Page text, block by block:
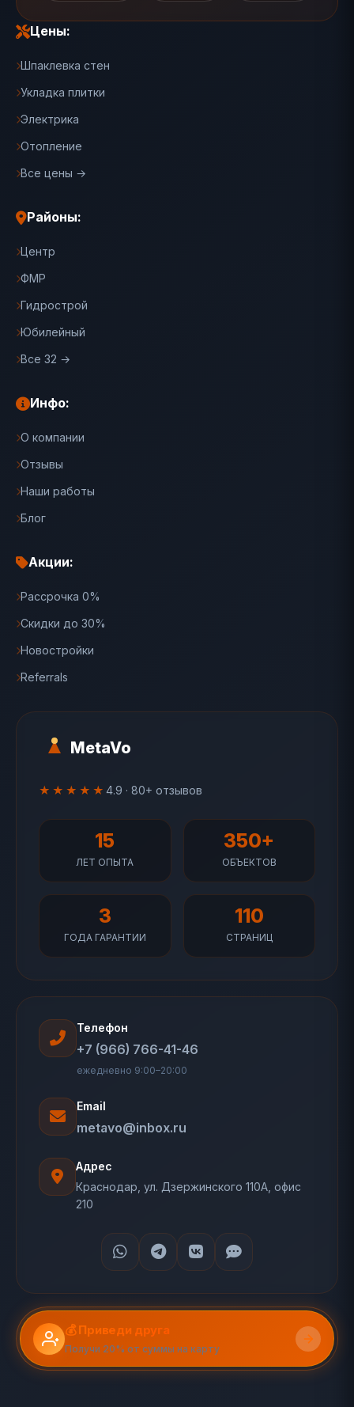
MetaVo
★★★★★ 4.9 · 80+ отзывов
15
ЛЕТ ОПЫТА
350+
ОБЪЕКТОВ
3
ГОДА ГАРАНТИИ
110
СТРАНИЦ
Цены:
Шпаклевка стен
Укладка плитки
Электрика
Отопление
Все цены →
Районы:
Центр
ФМР
Гидрострой
Юбилейный
Все 32 →
Инфо:
О компании
Отзывы
Наши работы
Блог
Акции:
Рассрочка 0%
Скидки до 30%
Новостройки
Referrals
Телефон
+7 (966) 766-41-46
ежедневно 9:00–20:00
Email
metavo@inbox.ru
Адрес
Краснодар, ул. Дзержинского 110А, офис
210
💰 Приведи друга
Получи 20% от суммы на карту